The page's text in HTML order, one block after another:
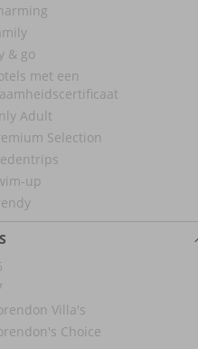
& go
met een
Adult
Selection
up
Villa's
Choice